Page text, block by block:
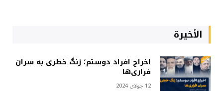
الأخيرة
اخراج افراد دوستم؛ زنگ خطری به سران
فراری‌ها
12 جولای 2024